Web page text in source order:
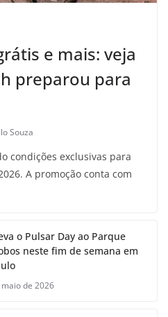
e mais: veja
preparou para
Souza
condições exclusivas para
A promoção conta com
o Pulsar Day ao Parque
neste fim de semana em
maio de 2026